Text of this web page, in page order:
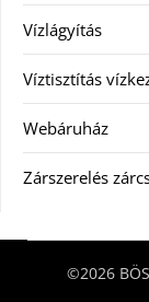
Vízlágyítás
Víztisztítás
Webáruház
Zárszerelés
©2026